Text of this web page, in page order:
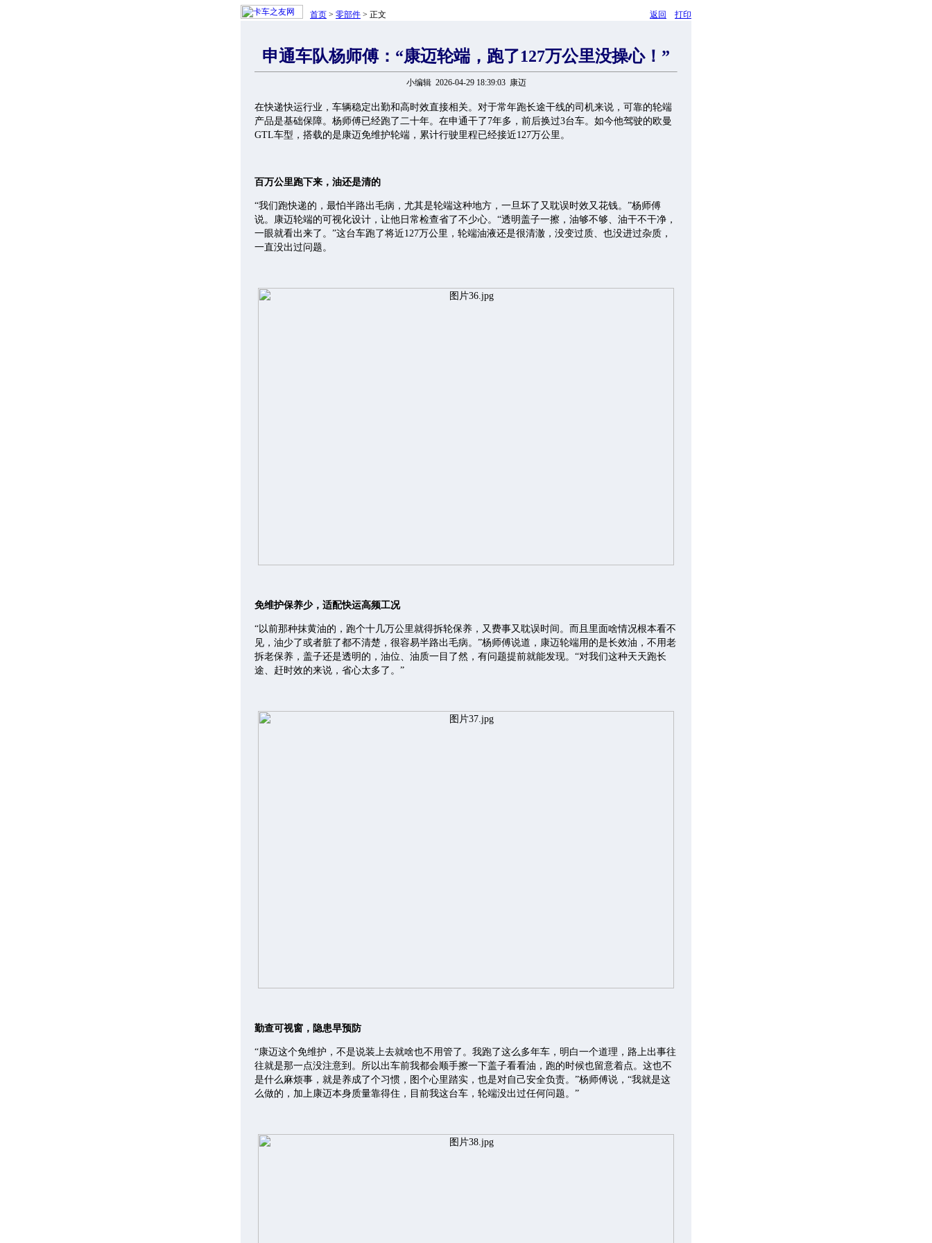
首页 > 零部件 > 正文 返回 打印
申通车队杨师傅：“康迈轮端，跑了127万公里没操心！”
小编辑 2026-04-29 18:39:03 康迈
在快递快运行业，车辆稳定出勤和高时效直接相关。对于常年跑长途干线的司机来说，可靠的轮端
产品是基础保障。杨师傅已经跑了二十年。在申通干了7年多，前后换过3台车。如今他驾驶的欧曼
GTL车型，搭载的是康迈免维护轮端，累计行驶里程已经接近127万公里。
百万公里跑下来，油还是清的
“我们跑快递的，最怕半路出毛病，尤其是轮端这种地方，一旦坏了又耽误时效又花钱。”杨师傅
说。康迈轮端的可视化设计，让他日常检查省了不少心。“透明盖子一擦，油够不够、油干不干净，
一眼就看出来了。”这台车跑了将近127万公里，轮端油液还是很清澈，没变过质、也没进过杂质，
一直没出过问题。
免维护保养少，适配快运高频工况
“以前那种抹黄油的，跑个十几万公里就得拆轮保养，又费事又耽误时间。而且里面啥情况根本看不
见，油少了或者脏了都不清楚，很容易半路出毛病。”杨师傅说道，康迈轮端用的是长效油，不用老
拆老保养，盖子还是透明的，油位、油质一目了然，有问题提前就能发现。“对我们这种天天跑长
途、赶时效的来说，省心太多了。”
勤查可视窗，隐患早预防
“康迈这个免维护，不是说装上去就啥也不用管了。我跑了这么多年车，明白一个道理，路上出事往
往就是那一点没注意到。所以出车前我都会顺手擦一下盖子看看油，跑的时候也留意着点。这也不
是什么麻烦事，就是养成了个习惯，图个心里踏实，也是对自己安全负责。”杨师傅说，“我就是这
么做的，加上康迈本身质量靠得住，目前我这台车，轮端没出过任何问题。”